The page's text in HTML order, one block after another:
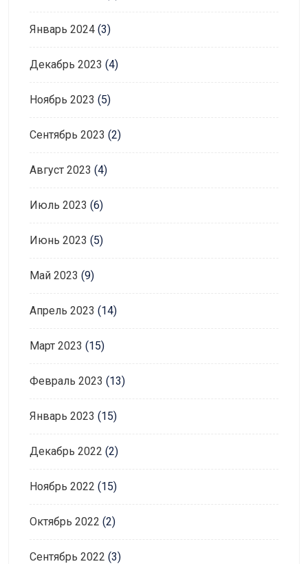
Январь 2024 (3)
Декабрь 2023 (4)
Ноябрь 2023 (5)
Сентябрь 2023 (2)
Август 2023 (4)
Июль 2023 (6)
Июнь 2023 (5)
Май 2023 (9)
Апрель 2023 (14)
Март 2023 (15)
Февраль 2023 (13)
Январь 2023 (15)
Декабрь 2022 (2)
Ноябрь 2022 (15)
Октябрь 2022 (2)
Сентябрь 2022 (3)